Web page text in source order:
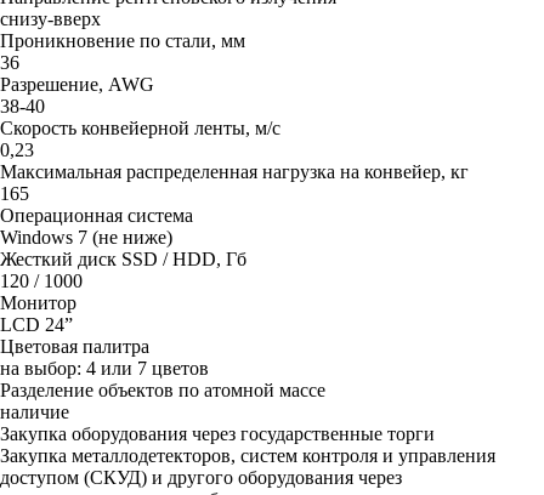
снизу-вверх
Проникновение по стали, мм
36
Разрешение, AWG
38-40
Скорость конвейерной ленты, м/с
0,23
Максимальная распределенная нагрузка на конвейер, кг
165
Операционная система
Windows 7 (не ниже)
Жесткий диск SSD / HDD, Гб
120 / 1000
Монитор
LCD 24”
Цветовая палитра
на выбор: 4 или 7 цветов
Разделение объектов по атомной массе
наличие
Закупка оборудования через государственные торги
Закупка металлодетекторов, систем контроля и управления
доступом (СКУД) и другого оборудования через